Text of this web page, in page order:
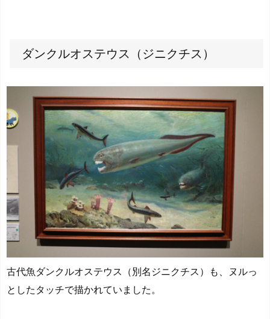
ダンクルオステウス（ジニクチス）
古代魚ダンクルオステウス（別名ジニクチス）も、ヌルっ
としたタッチで描かれていました。